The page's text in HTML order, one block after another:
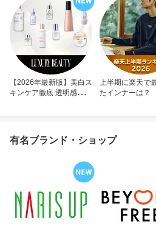
【2026年最新版】美白ス
キンケア徹底 透明感のあ
上半期に楽天で
たインナーは？
有名ブランド・ショップ